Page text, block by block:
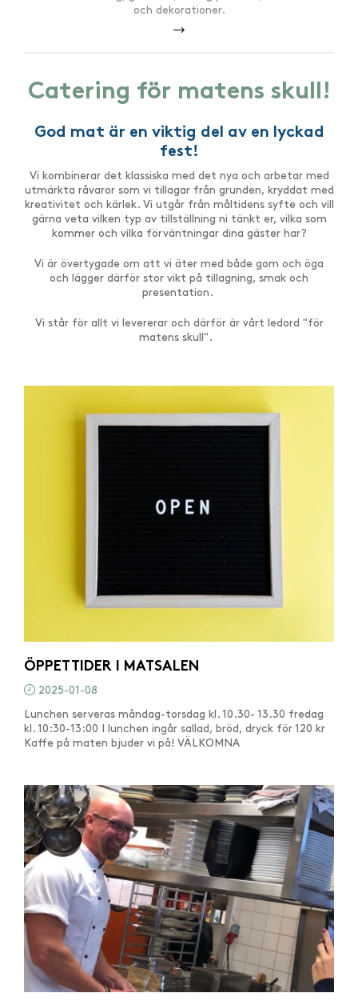
och dekorationer.
Catering för matens skull!
God mat är en viktig del av en lyckad
fest!
Vi kombinerar det klassiska med det nya och arbetar med
utmärkta råvaror som vi tillagar från grunden, kryddat med
kreativitet och kärlek. Vi utgår från måltidens syfte och vill
gärna veta vilken typ av tillställning ni tänkt er, vilka som
kommer och vilka förväntningar dina gäster har?
Vi är övertygade om att vi äter med både gom och öga
och lägger därför stor vikt på tillagning, smak och
presentation.
Vi står för allt vi levererar och därför är vårt ledord "för
matens skull".
ÖPPETTIDER I MATSALEN
2025-01-08
Lunchen serveras måndag-torsdag kl. 10.30- 13.30 fredag
kl. 10:30-13:00 I lunchen ingår sallad, bröd, dryck för 120 kr
Kaffe på maten bjuder vi på! VÄLKOMNA